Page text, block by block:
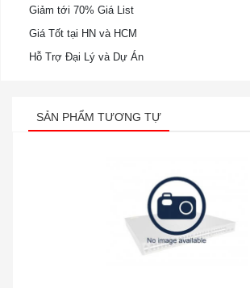
Giảm tới 70% Giá List
Giá Tốt tại HN và HCM
Hỗ Trợ Đại Lý và Dự Án
SẢN PHẨM TƯƠNG TỰ